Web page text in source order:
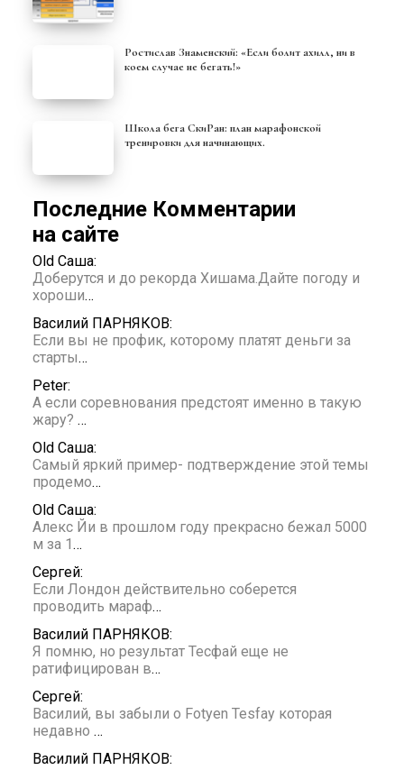
Ростислав Знаменский: «Если болит ахилл, ни в
коем случае не бегать!»
Школа бега СкиРан: план марафонской
тренировки для начинающих.
Последние Комментарии
на сайте
Old Саша:
Доберутся и до рекорда Хишама.Дайте погоду и
хороши…
Василий ПАРНЯКОВ:
Если вы не профик, которому платят деньги за
старты…
Peter:
А если соревнования предстоят именно в такую
жару? …
Old Саша:
Самый яркий пример- подтверждение этой темы
продемо…
Old Саша:
Алекс Йи в прошлом году прекрасно бежал 5000
м за 1 …
Сергей:
Если Лондон действительно соберется
проводить мараф…
Василий ПАРНЯКОВ:
Я помню, но результат Тесфай еще не
ратифицирован в…
Сергей:
Василий, вы забыли о Fotyen Tesfay которая
недавно …
Василий ПАРНЯКОВ: